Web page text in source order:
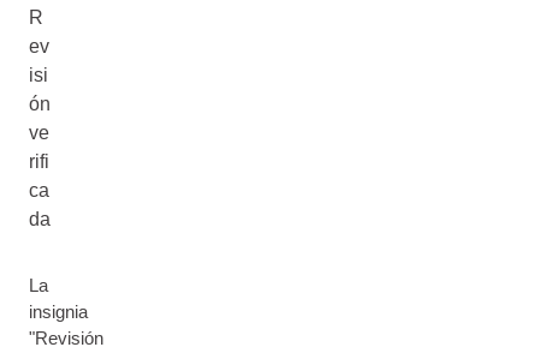
R
ev
isi
ón
ve
rifi
ca
da
La
insignia
"Revisión